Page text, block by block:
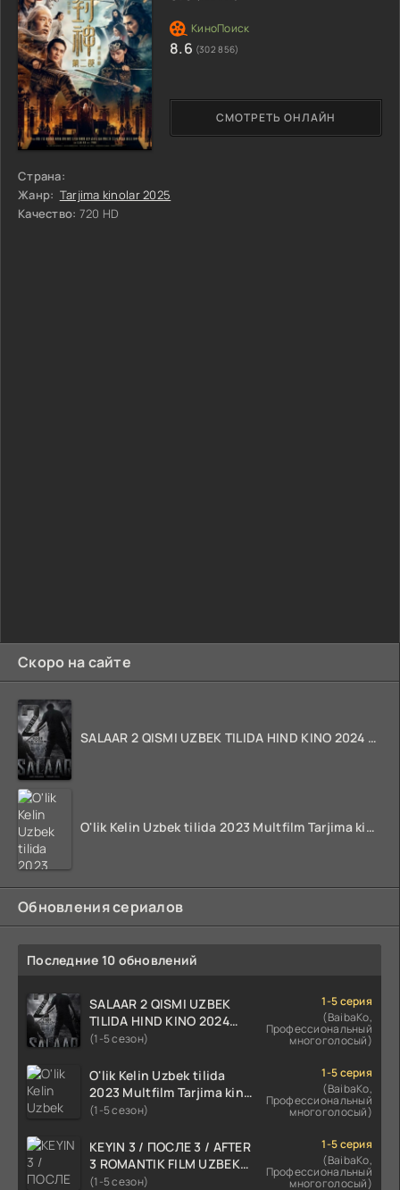
Скоро на сайте
SALAAR 2 QISMI UZBEK TILIDA HIND KINO 2024 TARJIMA 720p HD Skachat
O'lik Kelin Uzbek tilida 2023 Multfilm Tarjima kino skachat
Обновления сериалов
Последние 10 обновлений
SALAAR 2 QISMI UZBEK
TILIDA HIND KINO 2024
TARJIMA 720p HD Skachat
(1-5 сезон)
1-5 серия
(BaibaKo,
Профессиональный
многоголосый)
O'lik Kelin Uzbek tilida
2023 Multfilm Tarjima kino
skachat
(1-5 сезон)
1-5 серия
(BaibaKo,
Профессиональный
многоголосый)
KEYIN 3 / ПОСЛЕ 3 / AFTER
3 ROMANTIK FILM UZBEK
TILIDA 2021 TARJIMA FILM
(1-5 сезон)
1-5 серия
(BaibaKo,
Профессиональный
многоголосый)
Страна:
Жанр: Tarjima kinolar 2025
Качество: 720 HD
СМОТРЕТЬ ОНЛАЙН
8.6 (302 856)